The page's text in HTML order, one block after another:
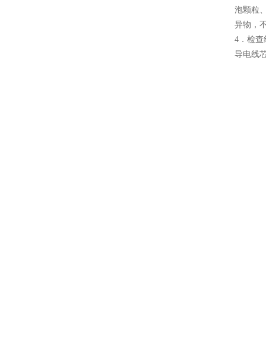
泡颗粒
异物，
4．检查
导电线